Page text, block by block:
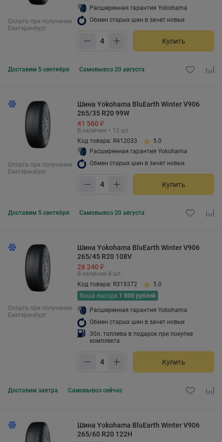
Оплата при получении
Екатеринбург
Расширенная гарантия Yokohama
Обмен старых шин в зачет новых
Купить
Доставим 5 сентября Самовывоз 20 августа
Оплата при получении
Екатеринбург
Шина Yokohama BluEarth Winter V906
265/35 R20 99W
41 560 ₽
В наличии > 12 шт.
Код товара: R412033
5.0
Расширенная гарантия Yokohama
Обмен старых шин в зачет новых
Купить
Доставим 5 сентября Самовывоз 20 августа
Оплата при получении
Екатеринбург
Шина Yokohama BluEarth Winter V906
265/45 R20 108V
26 240 ₽
В наличии 8 шт.
Код товара: R319372
5.0
Ваша выгода 1 800 рублей
Расширенная гарантия Yokohama
Обмен старых шин в зачет новых
30л. топлива в подарок при покупке
комплекта
Купить
Доставим завтра Самовывоз сейчас
Шина Yokohama BluEarth Winter V906
265/60 R20 122H